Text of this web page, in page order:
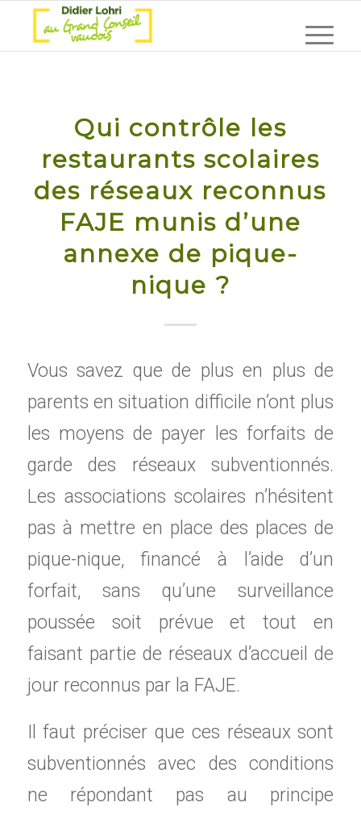
Qui contrôle les
restaurants scolaires
des réseaux reconnus
FAJE munis d’une
annexe de pique-
nique ?
Vous savez que de plus en plus de
parents en situation difficile n’ont plus
les moyens de payer les forfaits de
garde des réseaux subventionnés.
Les associations scolaires n’hésitent
pas à mettre en place des places de
pique-nique, financé à l’aide d’un
forfait, sans qu’une surveillance
poussée soit prévue et tout en
faisant partie de réseaux d’accueil de
jour reconnus par la FAJE.
Il faut préciser que ces réseaux sont
subventionnés avec des conditions
ne répondant pas au principe